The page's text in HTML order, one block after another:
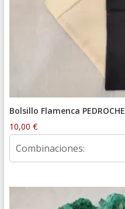
Bolsillo Flamenca PEDROCHE
10,00 €
Combinaciones: